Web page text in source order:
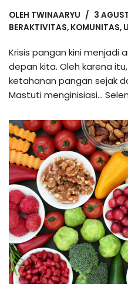
OLEH TWINAARYU
3
BERAKTIVITAS, KOMUNITAS,
Krisis pangan kini menjadi
depan kita. Oleh karena
ketahanan pangan sejak
Mastuti menginisiasi…